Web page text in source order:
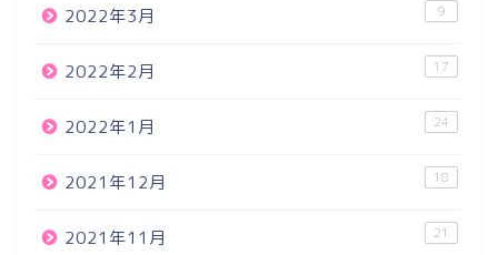
2022年3月 9
2022年2月 17
2022年1月 24
2021年12月 18
2021年11月 21